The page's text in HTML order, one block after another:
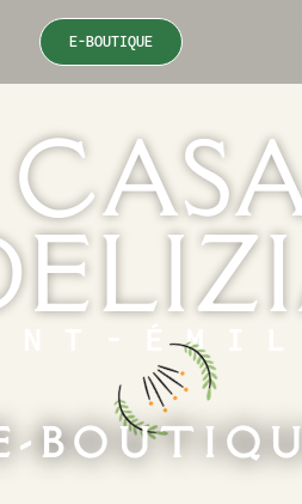
E-BOUTIQUE